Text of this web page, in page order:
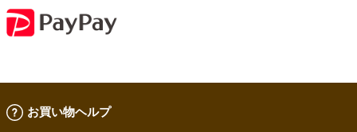
お買い物ヘルプ